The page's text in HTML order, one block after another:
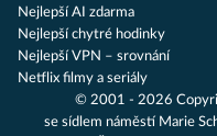
Nejlepší AI zdarma
Nejlepší chytré hodinky
Nejlepší VPN – srovnání
Netflix filmy a seriály
© 2001 - 2026
se sídlem náměstí Marie